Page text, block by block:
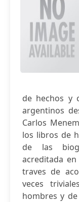
de hechos y
argentinos
Carlos
los libros de
de las
acreditada
traves de
veces
hombres y